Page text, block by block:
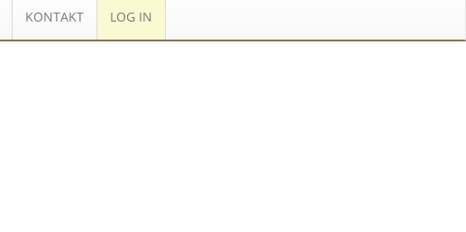
KONTAKT LOG IN